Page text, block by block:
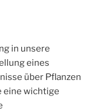
in unsere
eines
über Pflanzen
eine wichtige